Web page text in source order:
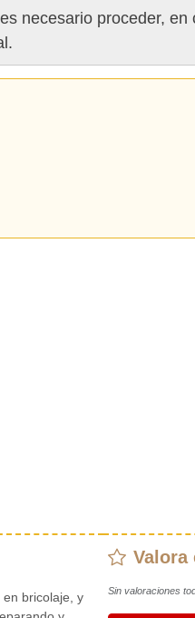
necesario proceder,
bricolaje, y
Valora
Sin valoraciones